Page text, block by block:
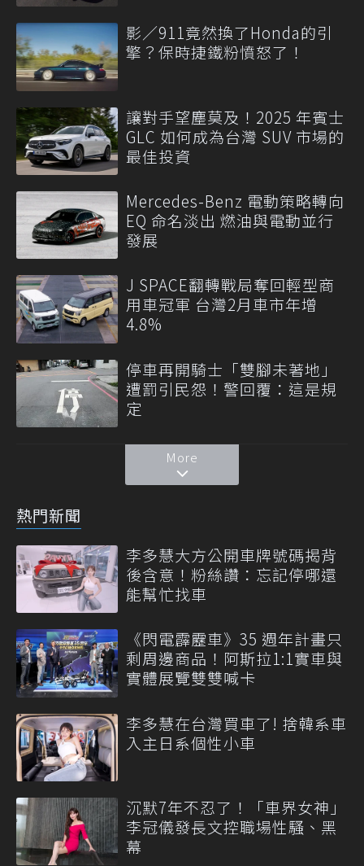
影／911竟然換了Honda的引
擎？保時捷鐵粉憤怒了！
讓對手望塵莫及！2025 年賓士
GLC 如何成為台灣 SUV 市場的
最佳投資
Mercedes-Benz 電動策略轉向
EQ 命名淡出 燃油與電動並行
發展
J SPACE翻轉戰局奪回輕型商
用車冠軍 台灣2月車市年增
4.8%
停車再開騎士「雙腳未著地」
遭罰引民怨！警回覆：這是規
定
More
熱門新聞
李多慧大方公開車牌號碼揭背
後含意！粉絲讚：忘記停哪還
能幫忙找車
《閃電霹靂車》35 週年計畫只
剩周邊商品！阿斯拉1:1實車與
實體展覽雙雙喊卡
李多慧在台灣買車了! 捨韓系車
入主日系個性小車
沉默7年不忍了！「車界女神」
李冠儀發長文控職場性騷、黑
幕